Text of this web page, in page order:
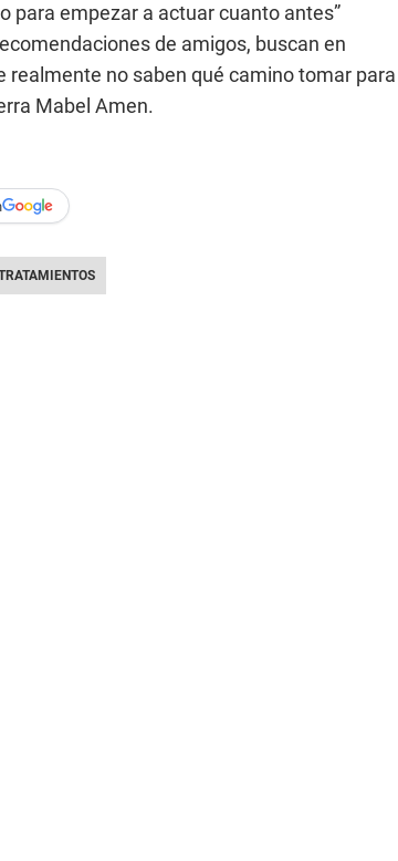
para empezar a actuar cuanto antes”
de amigos, buscan en
no saben qué camino tomar para
Mabel Amen.